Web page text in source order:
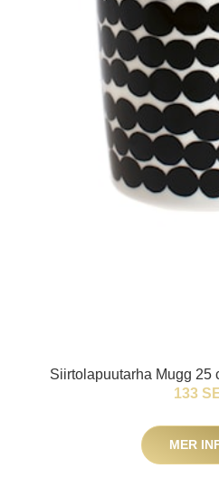
Siirtolapuutarha Mugg 25
133
MER